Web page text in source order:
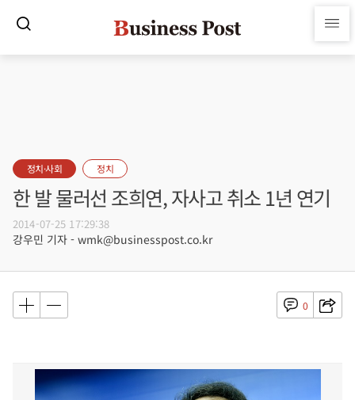
정치·사회 정치
한 발 물러선 조희연, 자사고 취소 1년 연기
2014-07-25 17:29:38
강우민 기자 - wmk@businesspost.co.kr
0